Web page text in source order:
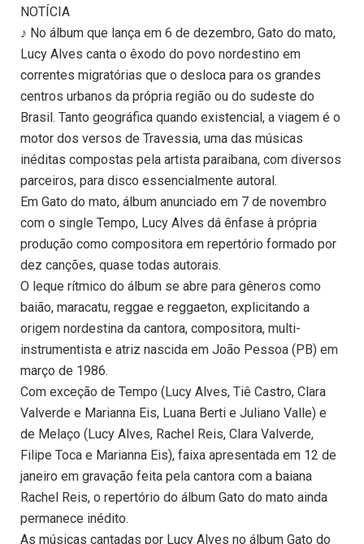
NOTÍCIA
♪ No álbum que lança em 6 de dezembro, Gato do mato,
Lucy Alves canta o êxodo do povo nordestino em
correntes migratórias que o desloca para os grandes
centros urbanos da própria região ou do sudeste do
Brasil. Tanto geográfica quando existencial, a viagem é o
motor dos versos de Travessia, uma das músicas
inéditas compostas pela artista paraibana, com diversos
parceiros, para disco essencialmente autoral.
Em Gato do mato, álbum anunciado em 7 de novembro
com o single Tempo, Lucy Alves dá ênfase à própria
produção como compositora em repertório formado por
dez canções, quase todas autorais.
O leque rítmico do álbum se abre para gêneros como
baião, maracatu, reggae e reggaeton, explicitando a
origem nordestina da cantora, compositora, multi-
instrumentista e atriz nascida em João Pessoa (PB) em
março de 1986.
Com exceção de Tempo (Lucy Alves, Tiê Castro, Clara
Valverde e Marianna Eis, Luana Berti e Juliano Valle) e
de Melaço (Lucy Alves, Rachel Reis, Clara Valverde,
Filipe Toca e Marianna Eis), faixa apresentada em 12 de
janeiro em gravação feita pela cantora com a baiana
Rachel Reis, o repertório do álbum Gato do mato ainda
permanece inédito.
As músicas cantadas por Lucy Alves no álbum Gato do